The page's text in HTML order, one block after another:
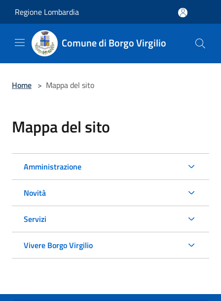
Regione Lombardia
Comune di Borgo Virgilio
Home > Mappa del sito
Mappa del sito
Amministrazione
Novità
Servizi
Vivere Borgo Virgilio